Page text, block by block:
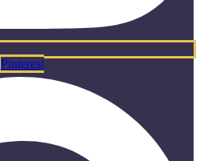
Pinterest